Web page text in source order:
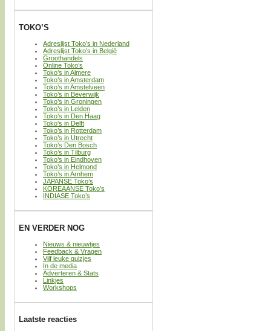
TOKO’S
Adreslijst Toko’s in Nederland
Adreslijst Toko’s in België
Groothandels
Online Toko’s
Toko’s in Almere
Toko’s in Amsterdam
Toko’s in Amstelveen
Toko’s in Beverwijk
Toko’s in Groningen
Toko’s in Leiden
Toko’s in Den Haag
Toko’s in Delft
Toko’s in Rotterdam
Toko’s in Utrecht
Toko’s Den Bosch
Toko’s in Tilburg
Toko’s in Eindhoven
Toko’s in Helmond
Toko’s in Arnhem
JAPANSE Toko’s
KOREAANSE Toko’s
INDIASE Toko’s
EN VERDER NOG
Nieuws & nieuwtjes
Feedback & Vragen
Vijf leuke quizjes
In de media
Adverteren & Stats
Linkjes
Workshops
Laatste reacties